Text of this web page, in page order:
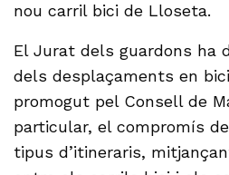
nou carril bici de Lloseta.
El Jurat dels guardons ha
dels desplaçaments en
promogut pel Consell de
particular, el compromís
tipus d’itineraris,